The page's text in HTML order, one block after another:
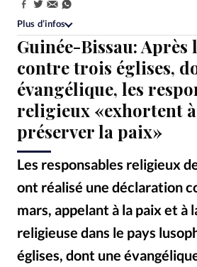
Monde
Bible
Toute l'actualité
Se connecter
Devise:
RUBRIQUES
Toute l'actualité Bible Culture
Eglises
Histoire Laicité
Mission
Monde People
Société
Guinée-Bissau: Après
contre trois églises,
évangélique, les
religieux «exhortent à
préserver la paix»
Les responsables religieux
ont réalisé une déclaration
mars, appelant à la paix et à
religieuse dans le pays
églises, dont une
Partager:
Plus d’infos